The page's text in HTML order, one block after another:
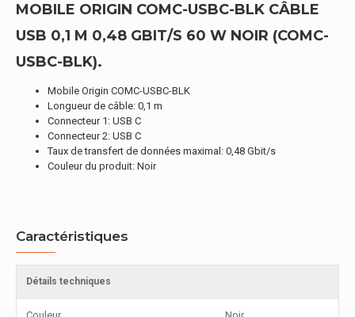
MOBILE ORIGIN COMC-USBC-BLK CÂBLE
USB 0,1 M 0,48 GBIT/S 60 W NOIR (COMC-
USBC-BLK).
Mobile Origin COMC-USBC-BLK
Longueur de câble: 0,1 m
Connecteur 1: USB C
Connecteur 2: USB C
Taux de transfert de données maximal: 0,48 Gbit/s
Couleur du produit: Noir
Caractéristiques
Détails techniques